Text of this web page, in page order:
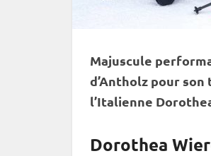
Majuscule
d’Antholz pour
l’Italienne
Dorothea